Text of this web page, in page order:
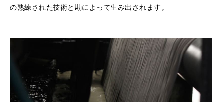
の熟練された技術と勘によって生み出されます。